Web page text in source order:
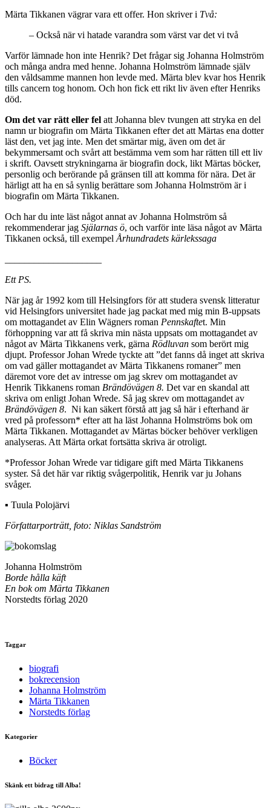
Märta Tikkanen vägrar vara ett offer. Hon skriver i Två:
– Också när vi hatade varandra som värst var det vi två
Varför lämnade hon inte Henrik? Det frågar sig Johanna Holmström
och många andra med henne. Johanna Holmström lämnade själv
den våldsamme mannen hon levde med. Märta blev kvar hos Henrik
tills cancern tog honom. Och hon fick ett rikt liv även efter Henriks
död.
Om det var rätt eller fel att Johanna blev tvungen att stryka en del
namn ur biografin om Märta Tikkanen efter det att Märtas ena dotter
läst den, vet jag inte. Men det smärtar mig, även om det är
bekymmersamt och svårt att bestämma vem som har rätten till ett liv
i skrift. Oavsett strykningarna är biografin dock, likt Märtas böcker,
personlig och berörande på gränsen till att komma för nära. Det är
härligt att ha en så synlig berättare som Johanna Holmström är i
biografin om Märta Tikkanen.
Och har du inte läst något annat av Johanna Holmström så
rekommenderar jag Själarnas ö, och varför inte läsa något av Märta
Tikkanen också, till exempelÅrhundradets kärlekssaga
Ett PS.
När jag år 1992 kom till Helsingfors för att studera svensk litteratur
vid Helsingfors universitet hade jag packat med mig min B-uppsats
om mottagandet av Elin Wägners roman Pennskaftet. Min
förhoppning var att få skriva min nästa uppsats om mottagandet av
något av Märta Tikkanens verk, gärna Rödluvan som berört mig
djupt. Professor Johan Wrede tyckte att ”det fanns då inget att skriva
om vad gäller mottagandet av Märta Tikkanens romaner” men
däremot vore det av intresse om jag skrev om mottagandet av
Henrik Tikkanens roman Brändövägen 8. Det var en skandal att
skriva om enligt Johan Wrede. Så jag skrev om mottagandet av
Brändövägen 8. Ni kan säkert förstå att jag så här i efterhand är
vred på professorn* efter att ha läst Johanna Holmströms bok om
Märta Tikkanen. Mottagandet av Märtas böcker behöver verkligen
analyseras. Att Märta orkat fortsätta skriva är otroligt.
*Professor Johan Wrede var tidigare gift med Märta Tikkanens
syster. Så det här var riktig svågerpolitik, Henrik var ju Johans
svåger.
▪ Tuula Polojärvi
Författarporträtt, foto: Niklas Sandström
Johanna Holmström
Borde hålla käft
En bok om Märta Tikkanen
Norstedts förlag 2020
Taggar
biografi
bokrecension
Johanna Holmström
Märta Tikkanen
Norstedts förlag
Kategorier
Böcker
Skänk ett bidrag till Alba!